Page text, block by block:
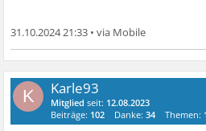
31.10.2024 21:33 •
K Karle93
Mitglied seit: 12.08.2023
Beiträge: 102 Danke:34 Themen: